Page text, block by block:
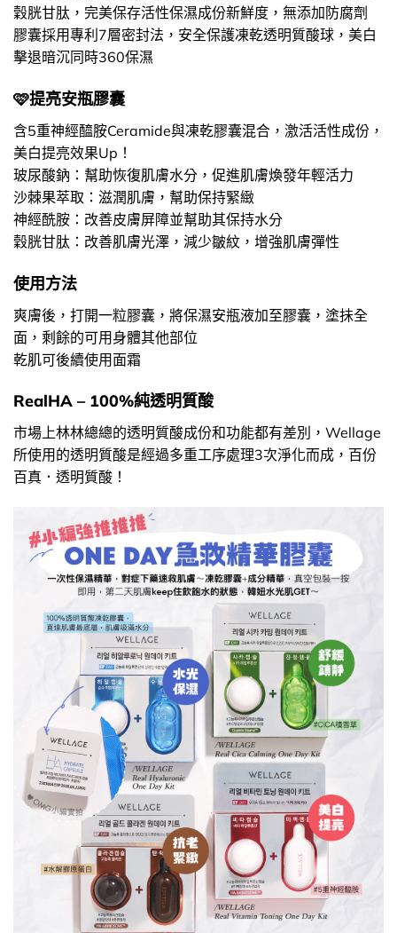
穀胱甘肽，完美保存活性保濕成份新鮮度，無添加防腐劑
膠囊採用專利7層密封法，安全保護凍乾透明質酸球，美白
擊退暗沉同時360保濕
​​​🩷提亮安瓶膠囊
含5重神經醯胺Ceramide與凍乾膠囊混合，激活活性成份，
美白提亮效果Up！
玻尿酸鈉：幫助恢復肌膚水分，促進肌膚煥發年輕活力
沙棘果萃取：滋潤肌膚，幫助保持緊緻
神經酰胺：改善皮膚屏障並幫助其保持水分
穀胱甘肽：改善肌膚光澤，減少皺紋，增強肌膚彈性
使用方法
爽膚後，打開一粒膠囊，將保濕安瓶液加至膠囊，塗抺全
面，剩餘的可用身體其他部位
乾肌可後續使用面霜
RealHA – 100%純透明質酸
市場上林林總總的透明質酸成份和功能都有差別，Wellage
所使用的透明質酸是經過多重工序處理3次淨化而成，百份
百真．透明質酸！